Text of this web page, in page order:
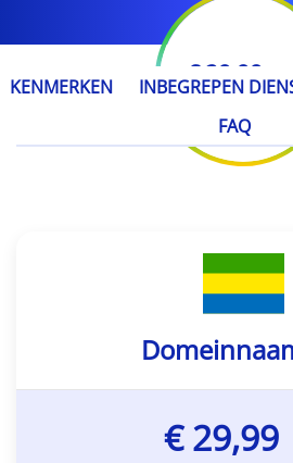
€ 29,99 /
KENMERKEN INBEGREPEN
FAQ
€ 29,99